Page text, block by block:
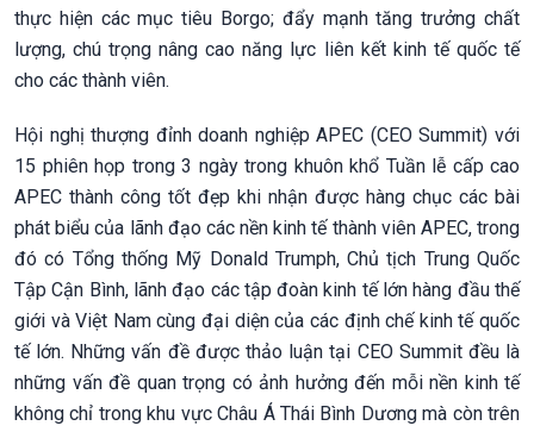
thực hiện các mục tiêu Borgo; đẩy mạnh tăng trưởng chất
lượng, chú trọng nâng cao năng lực liên kết kinh tế quốc tế
cho các thành viên.
Hội nghị thượng đỉnh doanh nghiệp APEC (CEO Summit) với
15 phiên họp trong 3 ngày trong khuôn khổ Tuần lễ cấp cao
APEC thành công tốt đẹp khi nhận được hàng chục các bài
phát biểu của lãnh đạo các nền kinh tế thành viên APEC, trong
đó có Tổng thống Mỹ Donald Trumph, Chủ tịch Trung Quốc
Tập Cận Bình, lãnh đạo các tập đoàn kinh tế lớn hàng đầu thế
giới và Việt Nam cùng đại diện của các định chế kinh tế quốc
tế lớn. Những vấn đề được thảo luận tại CEO Summit đều là
những vấn đề quan trọng có ảnh hưởng đến mỗi nền kinh tế
không chỉ trong khu vực Châu Á Thái Bình Dương mà còn trên